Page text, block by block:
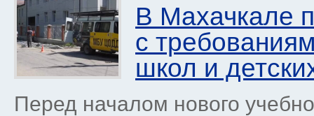
В Махачкале
с
школ и
Перед началом нового